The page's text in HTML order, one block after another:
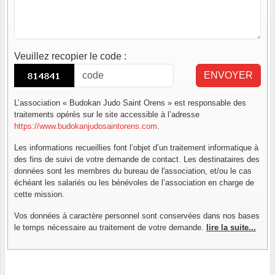
Veuillez recopier le code :
ENVOYER
L’association « Budokan Judo Saint Orens » est responsable des
traitements opérés sur le site accessible à l’adresse
https://www.budokanjudosaintorens.com.
Les informations recueillies font l’objet d’un traitement informatique à
des fins de suivi de votre demande de contact. Les destinataires des
données sont les membres du bureau de l'association, et/ou le cas
échéant les salariés ou les bénévoles de l’association en charge de
cette mission.
Vos données à caractère personnel sont conservées dans nos bases
le temps nécessaire au traitement de votre demande.
lire la suite...